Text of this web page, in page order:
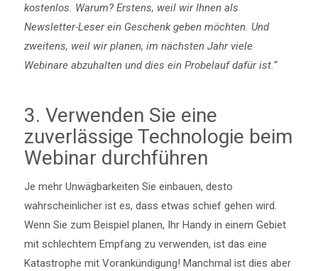
kostenlos. Warum? Erstens, weil wir Ihnen als
Newsletter-Leser ein Geschenk geben möchten. Und
zweitens, weil wir planen, im nächsten Jahr viele
Webinare abzuhalten und dies ein Probelauf dafür ist.“
3. Verwenden Sie eine
zuverlässige Technologie beim
Webinar durchführen
Je mehr Unwägbarkeiten Sie einbauen, desto
wahrscheinlicher ist es, dass etwas schief gehen wird.
Wenn Sie zum Beispiel planen, Ihr Handy in einem Gebiet
mit schlechtem Empfang zu verwenden, ist das eine
Katastrophe mit Vorankündigung! Manchmal ist dies aber